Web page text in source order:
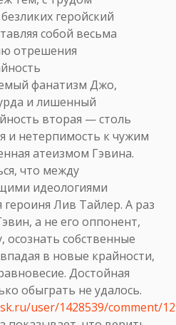
геройский
собой весьма
отрешения
фанатизм Джо,
и лишенный
вторая — столь
и нетерпимость к чужим
атеизмом Гэвина.
что между
идеологиями
героиня Лив Тайлер. А раз
а не его оппонент,
осознать собственные
в новые крайности,
Достойная
обыграть не удалось.
user/1428539/comment/